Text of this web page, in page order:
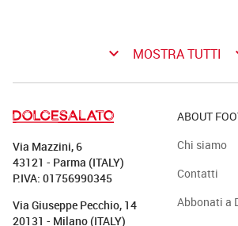
keyboard_arrow_down MOSTRA TUTTI
Via Mazzini, 6
43121 - Parma (ITALY)
P.IVA: 01756990345
Via Giuseppe Pecchio, 14
20131 - Milano (ITALY)
ABOUT
Chi siamo
Contatti
Abbonati a